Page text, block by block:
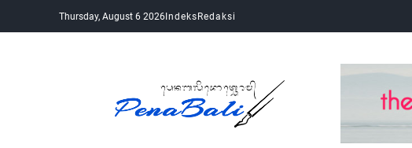
Thursday, August 6 2026IndeksRedaksi